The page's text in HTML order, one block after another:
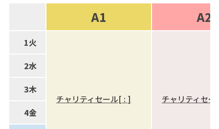
A1 A2
1火
チャリティセール[ : ] チャリティセー
2水
3木
4金